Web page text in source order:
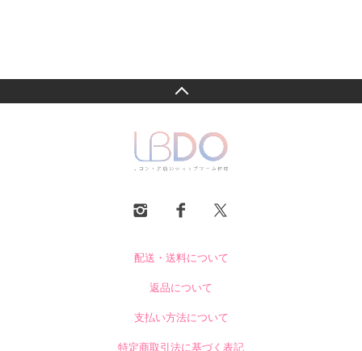
配送・送料について
返品について
支払い方法について
特定商取引法に基づく表記